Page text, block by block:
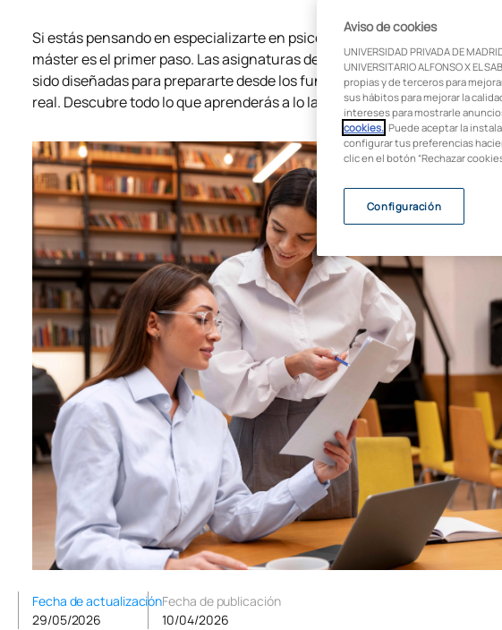
Si estás pensando en especializarte en psicología clínica y sanitaria,
máster es el primer paso. Las asignaturas del Máster en Psicología
sido diseñadas para prepararte desde los fundamentos del diagnóstico
real. Descubre todo lo que aprenderás a lo largo de estos dos años.
Fecha de actualización
29/05/2026
Fecha de publicación
10/04/2026
Aviso de cookies
UNIVERSIDAD PRIVADA DE
UNIVERSITARIO ALFONSO X EL
propias y de terceros para
sus hábitos para mejorar la
intereses para mostrarle
cookies. . Puede aceptar la
configurar tus preferencias
clic en el botón “Rechazar
Configuración